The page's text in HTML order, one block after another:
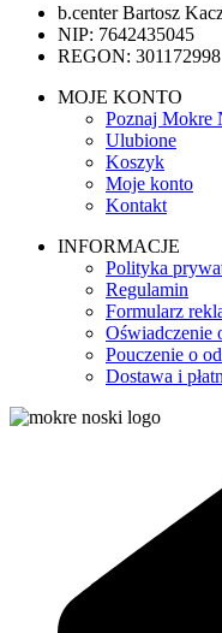
b.center Bartosz
NIP: 7642435045
REGON: 301172998
MOJE KONTO
Poznaj Mokre
Ulubione
Koszyk
Moje konto
Kontakt
INFORMACJE
Polityka
Regulamin
Formularz
Oświadczenie
Pouczenie o
Dostawa i